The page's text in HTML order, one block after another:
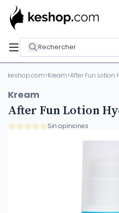
Rechercher
keshop.com>Kream>After Fun Lotion
Kream
After Fun Lotion
Sin opiniones